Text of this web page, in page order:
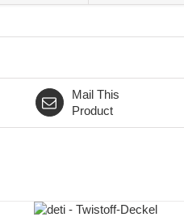
Mail This
Product